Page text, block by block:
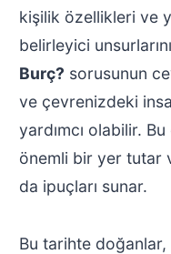
kişilik özellikleri ve
belirleyici
Burç? sorusunun
ve çevrenizdeki
yardımcı olabilir.
önemli bir yer tutar
da ipuçları sunar.
Bu tarihte doğanlar,